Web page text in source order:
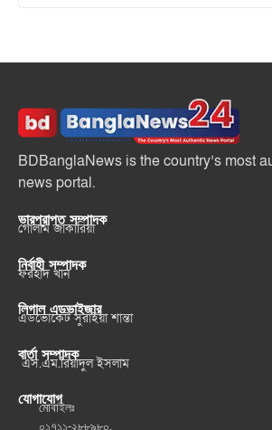
BDBanglaNews is the country’s most
news portal.
ভারপ্রাপ্ত সম্পাদক
গোলাম জাকারিয়া
নির্বাহী সম্পাদক
ফরহাদ খান
লিগাল এডভাইজার
এডভোকেট সুরাইয়া শান্তা
বার্তা সম্পাদক
এস.এম.রিয়াদুল ইসলাম
যোগাযোগ
মোবাইলঃ
০১৭১১-২৮৮৯৮০,